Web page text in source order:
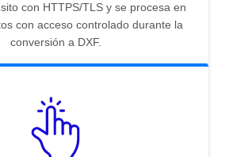
con HTTPS/TLS y se procesa en
con acceso controlado durante la
conversión a DXF.